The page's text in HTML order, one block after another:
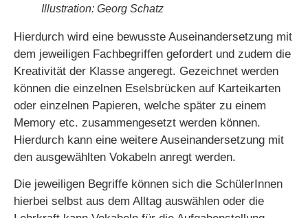
Illustration: Georg Schatz
Hierdurch wird eine bewusste Auseinandersetzung mit
dem jeweiligen Fachbegriffen gefordert und zudem die
Kreativität der Klasse angeregt. Gezeichnet werden
können die einzelnen Eselsbrücken auf Karteikarten
oder einzelnen Papieren, welche später zu einem
Memory etc. zusammengesetzt werden können.
Hierdurch kann eine weitere Auseinandersetzung mit
den ausgewählten Vokabeln anregt werden.
Die jeweiligen Begriffe können sich die SchülerInnen
hierbei selbst aus dem Alltag auswählen oder die